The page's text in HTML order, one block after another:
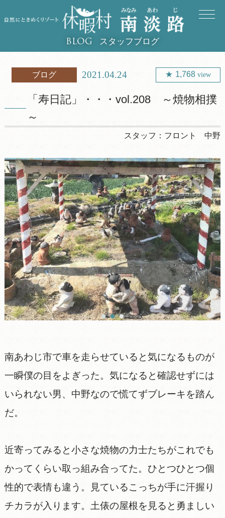
BLOG スタッフブログ
ブログ 2021.04.24 1,768view
「寿日記」・・・vol.208 ～焼物相撲
～
スタッフ： フロント 中野
南あわじ市で車を走らせていると気になるものが
一瞬僕の目をよぎった。 気になると確認せずには
いられない男、中野なので慌てずブレーキを踏ん
だ。
近寄ってみると小さな焼物の力士たちがこれでも
かってくらい取っ組み合ってた。ひとつひとつ個
性的で表情も違う。見ているこっちが手に汗握り
チカラが入ります。土俵の屋根を見ると勇ましい